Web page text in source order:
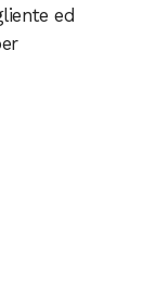
ed